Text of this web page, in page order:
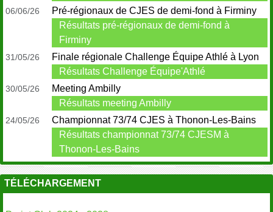
06/06/26
Pré-régionaux de CJES de demi-fond à Firminy
Résultats pré-régionaux de demi-fond à
Firminy
31/05/26
Finale régionale Challenge Équipe Athlé à Lyon
Résultats Challenge Équipe'Athlé
30/05/26
Meeting Ambilly
Résultats meeting Ambilly
24/05/26
Championnat 73/74 CJES à Thonon-Les-Bains
Résultats championnat 73/74 CJESM à
Thonon-Les-Bains
TÉLÉCHARGEMENT